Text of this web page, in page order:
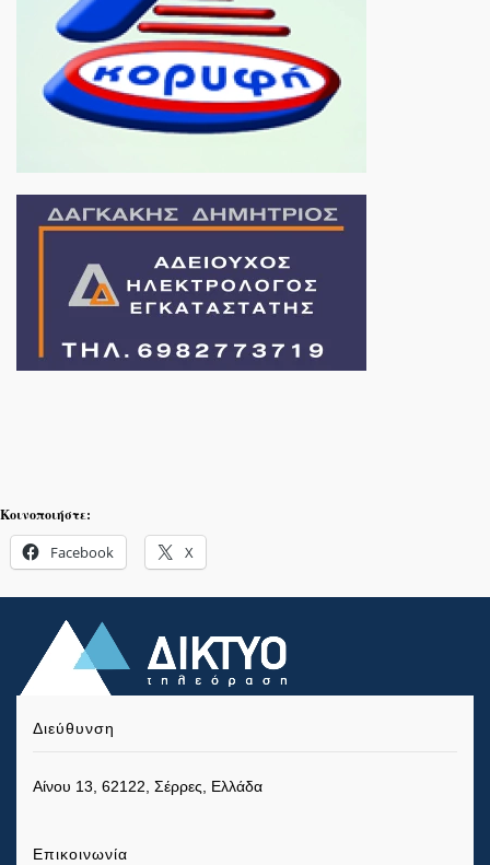
Κοινοποιήστε:
Facebook X
Διεύθυνση
Αίνου 13, 62122, Σέρρες, Ελλάδα
Επικοινωνία